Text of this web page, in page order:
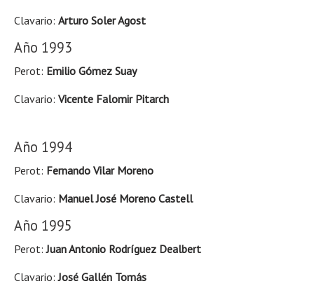
Clavario: Arturo Soler Agost
Año 1993
Perot: Emilio Gómez Suay
Clavario: Vicente Falomir Pitarch
Año 1994
Perot: Fernando Vilar Moreno
Clavario: Manuel José Moreno Castell
Año 1995
Perot:Juan Antonio Rodríguez Dealbert
Clavario:José Gallén Tomás